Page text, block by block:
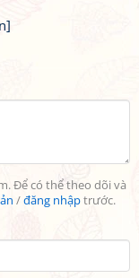
Để có thể theo dõi và
/đăng nhậptrước.